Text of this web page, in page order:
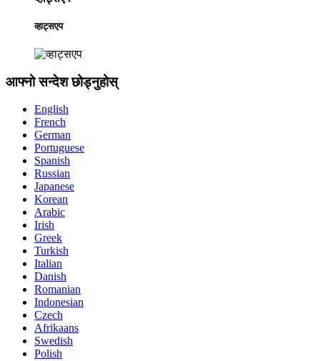
व्हाट्सएप
आफ्नो सन्देश छोड्नुहोस्
English
French
German
Portuguese
Spanish
Russian
Japanese
Korean
Arabic
Irish
Greek
Turkish
Italian
Danish
Romanian
Indonesian
Czech
Afrikaans
Swedish
Polish